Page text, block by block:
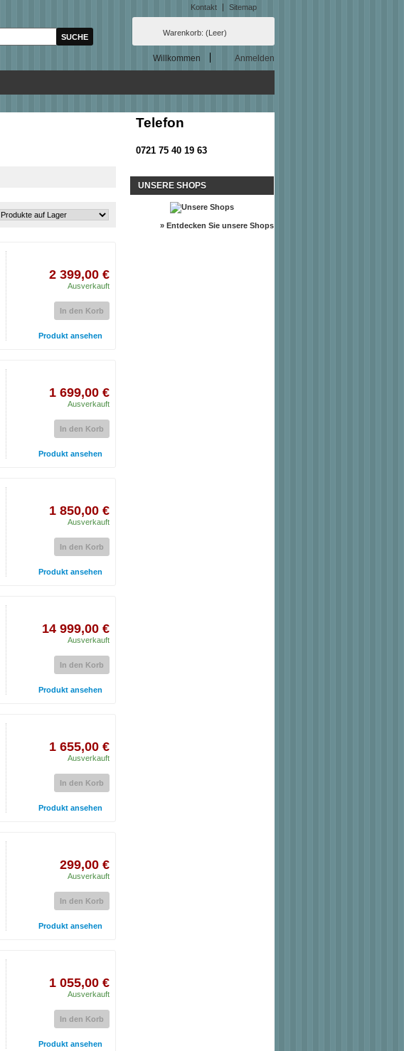
Kontakt Sitemap
Warenkorb: (Leer)
Willkommen Anmelden
2 399,00 €
Ausverkauft
In den Korb
Produkt ansehen
1 699,00 €
Ausverkauft
In den Korb
Produkt ansehen
1 850,00 €
Ausverkauft
In den Korb
Produkt ansehen
14 999,00 €
Ausverkauft
In den Korb
Produkt ansehen
1 655,00 €
Ausverkauft
In den Korb
Produkt ansehen
299,00 €
Ausverkauft
In den Korb
Produkt ansehen
1 055,00 €
Ausverkauft
In den Korb
Produkt ansehen
Telefon
0721 75 40 19 63
UNSERE SHOPS
» Entdecken Sie unsere Shops